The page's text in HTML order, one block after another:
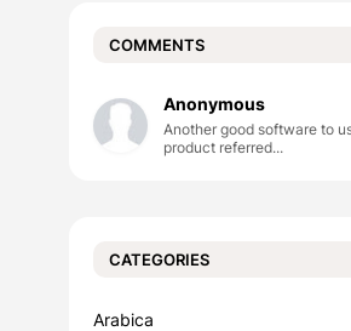
COMMENTS
Anonymous
Another good software to
product referred...
CATEGORIES
Arabica